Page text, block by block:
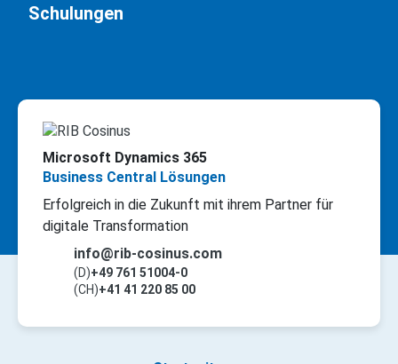
Schulungen
Microsoft Dynamics 365
Business Central Lösungen
Erfolgreich in die Zukunft mit ihrem Partner für
digitale Transformation
info@rib-cosinus.com
(D)+49 761 51004-0
(CH)+41 41 220 85 00